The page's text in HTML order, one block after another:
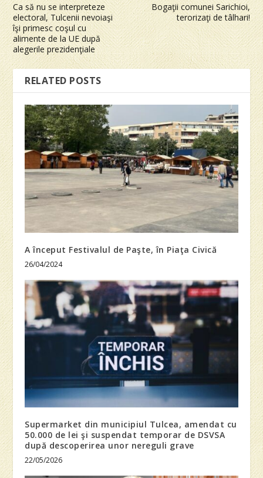
Ca să nu se interpreteze
electoral, Tulcenii nevoiaşi
îşi primesc coşul cu
alimente de la UE după
alegerile prezidenţiale
Bogaţii comunei Sarichioi,
terorizaţi de tâlhari!
RELATED POSTS
A început Festivalul de Paşte, în Piaţa Civică
26/04/2024
Supermarket din municipiul Tulcea, amendat cu
50.000 de lei şi suspendat temporar de DSVSA
după descoperirea unor nereguli grave
22/05/2026